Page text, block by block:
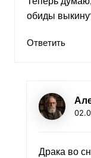
обиды
Ответить
Драка во